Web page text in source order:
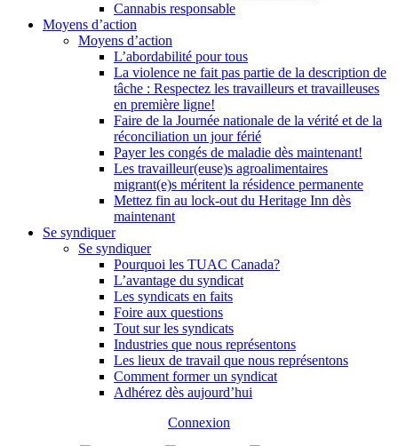
Cannabis responsable
Moyens d’action
Moyens d’action
L’abordabilité pour tous
La violence ne fait pas partie de la description de
tâche : Respectez les travailleurs et travailleuses
en première ligne!
Faire de la Journée nationale de la vérité et de la
réconciliation un jour férié
Payer les congés de maladie dès maintenant!
Les travailleur(euse)s agroalimentaires
migrant(e)s méritent la résidence permanente
Mettez fin au lock-out du Heritage Inn dès
maintenant
Se syndiquer
Se syndiquer
Pourquoi les TUAC Canada?
L’avantage du syndicat
Les syndicats en faits
Foire aux questions
Tout sur les syndicats
Industries que nous représentons
Les lieux de travail que nous représentons
Comment former un syndicat
Adhérez dès aujourd’hui
Connexion